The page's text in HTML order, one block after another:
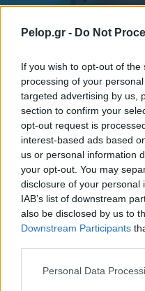
Pelop.gr - Do Not
If you wish to opt-out of
processing of your
targeted advertising by us,
section to confirm your
opt-out request is
interest-based ads based
us or personal information
your opt-out. You may
disclosure of your personal
IAB’s list of downstream
also be disclosed by us to
Downstream Participants
Please note that this
Personal Data
Καρχαρίες: 9 απίστευτα
βοηθήσουν αν βρεθείτε